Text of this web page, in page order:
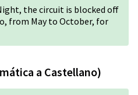
the circuit is blocked off
from May to October, for
a Castellano)